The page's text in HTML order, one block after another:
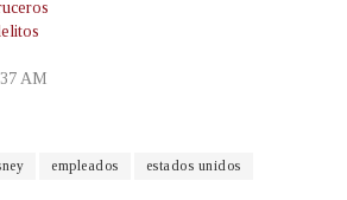
AM
empleados estados unidos